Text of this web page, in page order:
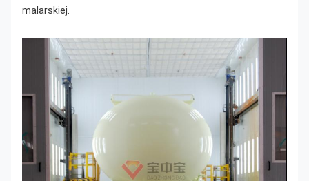
malarskiej.